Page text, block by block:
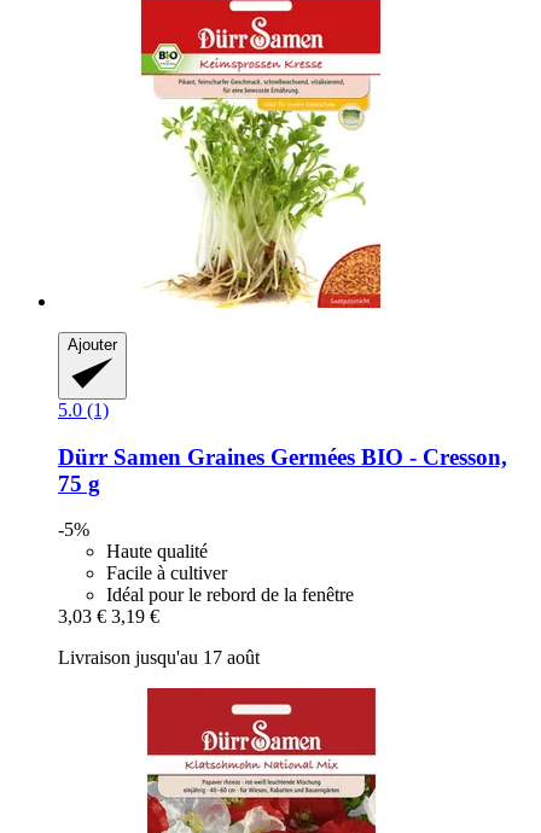
Ajouter
5.0 (1)
Dürr Samen Graines Germées BIO -​ Cresson,
75 g
-5%
Haute qualité
Facile à cultiver
Idéal pour le rebord de la fenêtre
3,03 € 3,19 €
Livraison jusqu'au 17 août